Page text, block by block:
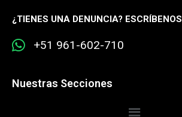
¿TIENES UNA DENUNCIA? ESCRÍBENOS
+51 961-602-710
Nuestras Secciones